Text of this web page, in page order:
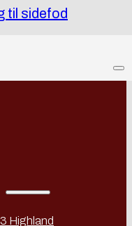
til sidefod
Highland